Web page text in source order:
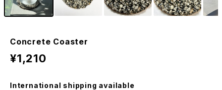
Concrete Coaster
¥1,210
International shipping available